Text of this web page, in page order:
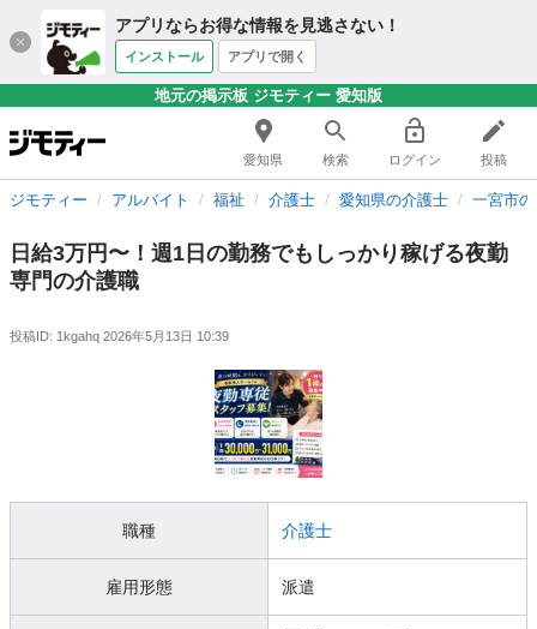
アプリならお得な情報を見逃さない！
インストール アプリで開く
地元の掲示板 ジモティー 愛知版
愛知県 検索 ログイン 投稿
ジモティー アルバイト 福祉 介護士 愛知県の介護士 一宮市
日給3万円〜！週1日の勤務でもしっかり稼げる夜勤
専門の介護職
投稿ID: 1kgahq 2026年5月13日 10:39
職種 介護士
雇用形態 派遣